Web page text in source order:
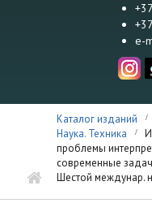
e-
Каталог изданий
Наука. Техника
проблемы
современные
Шестой междунар.